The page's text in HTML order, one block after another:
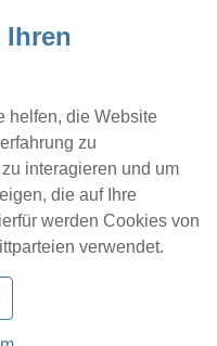
Ihren
helfen, die Website
zu
interagieren und um
die auf Ihre
werden Cookies von
verwendet.
eintragen Profil